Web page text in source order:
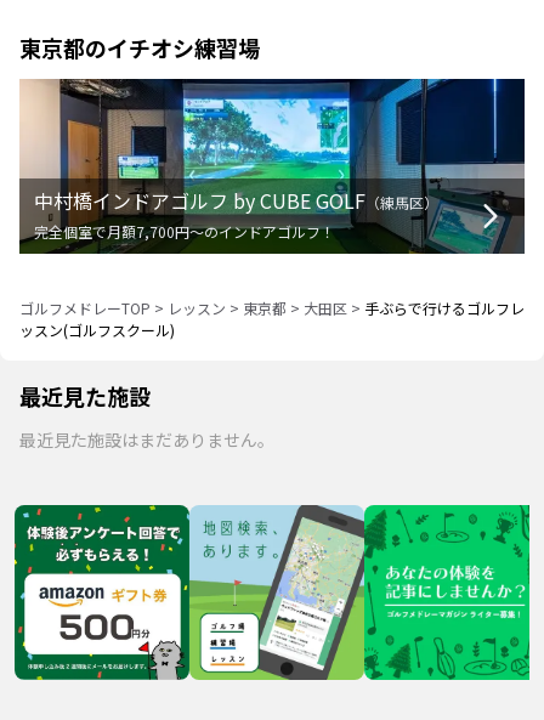
東京都のイチオシ練習場
中村橋インドアゴルフ by CUBE GOLF （練馬区）
完全個室で月額7,700円〜のインドアゴルフ！
ゴルフメドレーTOP > レッスン > 東京都 > 大田区 > 手ぶらで行けるゴルフレ
ッスン(ゴルフスクール)
最近見た施設
最近見た施設はまだありません。